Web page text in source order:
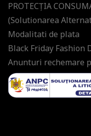
PROTECŢIA
(Solutionarea
Modalitati de plata
Black Friday Fashion
Anunturi rechemare